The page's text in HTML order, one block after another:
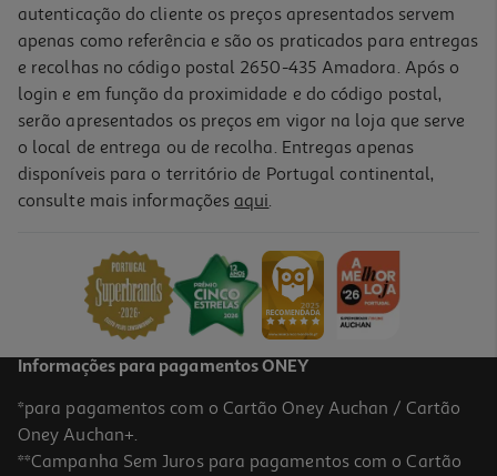
autenticação do cliente os preços apresentados servem
apenas como referência e são os praticados para entregas
e recolhas no código postal 2650-435 Amadora. Após o
login e em função da proximidade e do código postal,
serão apresentados os preços em vigor na loja que serve
o local de entrega ou de recolha. Entregas apenas
disponíveis para o território de Portugal continental,
consulte mais informações aqui.
Informações para pagamentos ONEY
*para pagamentos com o Cartão Oney Auchan / Cartão
Oney Auchan+.
**Campanha Sem Juros para pagamentos com o Cartão